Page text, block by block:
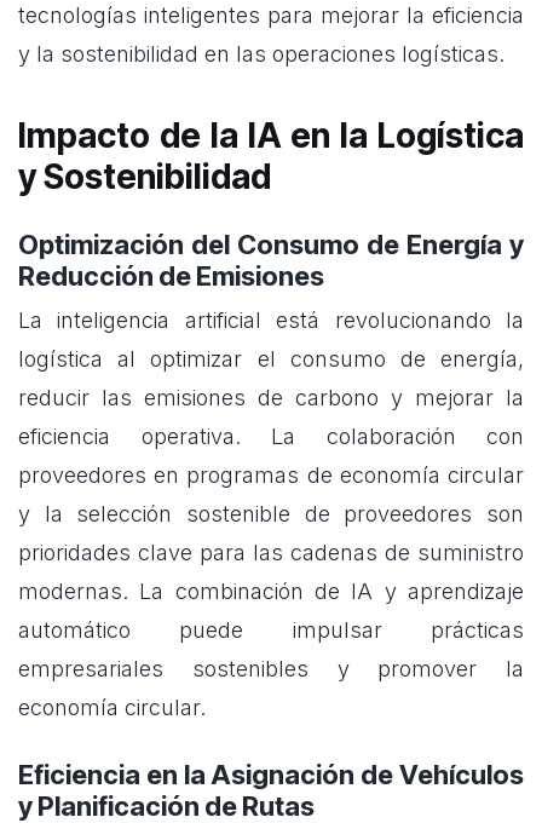
tecnologías inteligentes para mejorar la eficiencia
y la sostenibilidad en las operaciones logísticas.
Impacto de la IA en la Logística
y Sostenibilidad
Optimización del Consumo de Energía y
Reducción de Emisiones
La inteligencia artificial está revolucionando la
logística al optimizar el consumo de energía,
reducir las emisiones de carbono y mejorar la
eficiencia operativa. La colaboración con
proveedores en programas de economía circular
y la selección sostenible de proveedores son
prioridades clave para las cadenas de suministro
modernas. La combinación de IA y aprendizaje
automático puede impulsar prácticas
empresariales sostenibles y promover la
economía circular.
Eficiencia en la Asignación de Vehículos
y Planificación de Rutas